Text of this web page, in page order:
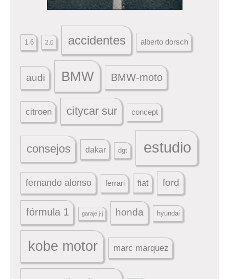
1.6 2.0 accidentes alberto dorsch
audi BMW BMW-moto
citroen citycar sur concept
consejos dakar dgt estudio
fernando alonso ferrari fiat ford
fórmula 1 garaje j-j honda hyundai
kobe motor marc marquez